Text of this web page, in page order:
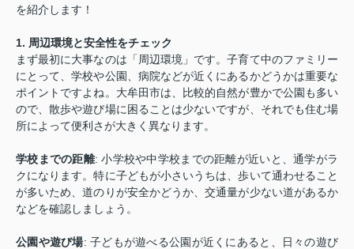
を紹介します！
1. 周辺環境と安全性をチェック
まず最初に大事なのは「周辺環境」です。子育て中のファミリー
にとって、学校や公園、病院などが近くにあるかどうかは重要な
ポイントですよね。大牟田市は、比較的自然が豊かで公園も多い
ので、散歩や遊び場に困ることは少ないですが、それでも住む場
所によって便利さが大きく異なります。
学校までの距離: 小学校や中学校までの距離が近いと、通学がラ
クになります。特に子どもが小さいうちは、歩いて通わせること
が多いため、道のりが安全かどうか、交通量が少ない道があるか
などを確認しましょう。
公園や遊び場: 子どもが遊べる公園が近くにあると、日々の遊び